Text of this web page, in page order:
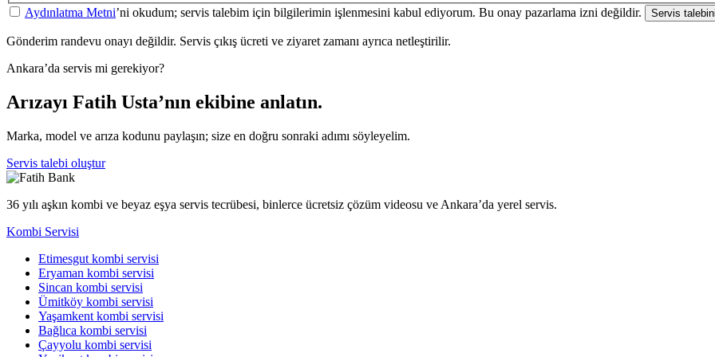
Aydınlatma Metni’ni okudum; servis talebim için bilgilerimin işlenmesini kabul ediyorum. Bu onay pazarlama izni değildir. Servis
Gönderim randevu onayı değildir. Servis çıkış ücreti ve ziyaret zamanı ayrıca netleştirilir.
Ankara’da servis mi gerekiyor?
Arızayı Fatih Usta’nın ekibine anlatın.
Marka, model ve arıza kodunu paylaşın; size en doğru sonraki adımı söyleyelim.
Servis talebi oluştur
36 yılı aşkın kombi ve beyaz eşya servis tecrübesi, binlerce ücretsiz çözüm videosu ve Ankara’da yerel servis.
Kombi Servisi
Etimesgut kombi servisi
Eryaman kombi servisi
Sincan kombi servisi
Ümitköy kombi servisi
Yaşamkent kombi servisi
Bağlıca kombi servisi
Çayyolu kombi servisi